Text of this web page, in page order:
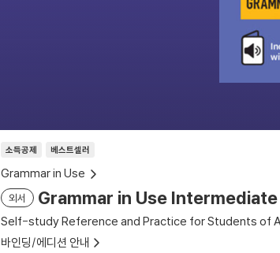
소득공제 베스트셀러
Grammar in Use
외서 Grammar in Use
Self-study Reference and Practice for Students of
바인딩/에디션 안내